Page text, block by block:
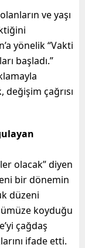
ve yaşı
yönelik “Vakti
başladı.”
çağrısı
olacak” diyen
bir dönemin
düzeni
koyduğu
çağdaş
ifade etti.